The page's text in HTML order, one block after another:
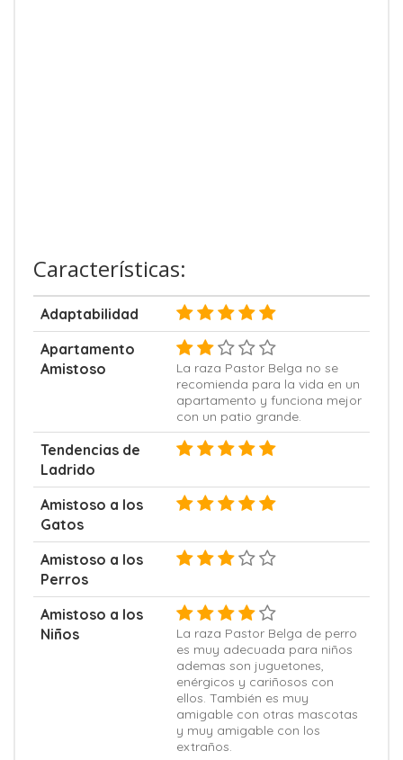
Características:
Adaptabilidad
Apartamento
Amistoso
La raza Pastor Belga no se
recomienda para la vida en un
apartamento y funciona mejor
con un patio grande.
Tendencias de
Ladrido
Amistoso a los
Gatos
Amistoso a los
Perros
Amistoso a los
Niños
La raza Pastor Belga de perro
es muy adecuada para niños
ademas son juguetones,
enérgicos y cariñosos con
ellos. También es muy
amigable con otras mascotas
y muy amigable con los
extraños.